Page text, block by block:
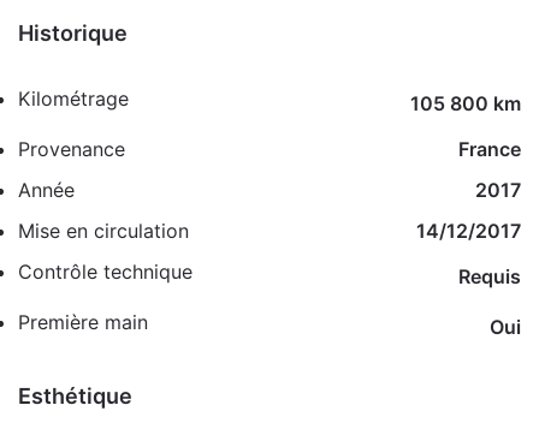
Historique
Kilométrage
105 800 km
Provenance
France
Année
2017
Mise en circulation
14/12/2017
Contrôle technique
Requis
Première main
Oui
Esthétique